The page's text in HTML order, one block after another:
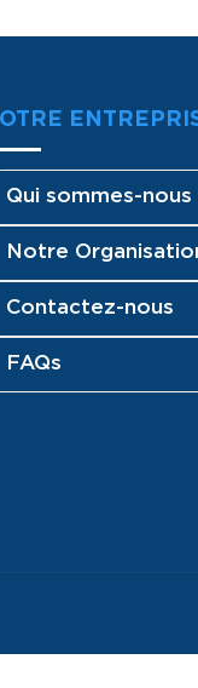
Qui sommes-nous
Notre
Contactez-nous
FAQs